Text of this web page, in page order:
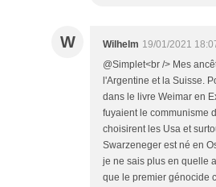
W Wilhelm 19/01/2021
@Simplet<br /> Mes
l'Argentine et la Suisse.
dans le livre Weimar en
fuyaient le communisme
choisirent les Usa et
Swarzeneger est né en
je ne sais plus en quelle
que le premier génocide